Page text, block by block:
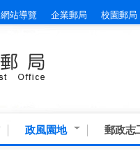
網站導覽 企業郵局 校園郵局
政風園地 郵政志